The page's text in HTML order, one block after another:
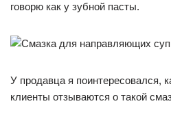
говорю как у зубной пасты.
У продавца я поинтересовался,
клиенты отзываются о такой